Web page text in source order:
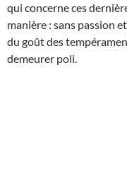
qui concerne ces
manière : sans passion
du goût des
demeurer poli.